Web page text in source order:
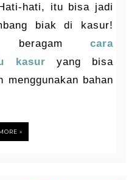
hati, itu bisa jadi
biak di kasur!
beragamcara
kasur yang bisa
menggunakan bahan
»